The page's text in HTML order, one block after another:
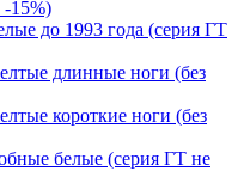
15%)
до 1993 года (серия ГТ
длинные ноги (без
короткие ноги (без
белые (серия ГТ не